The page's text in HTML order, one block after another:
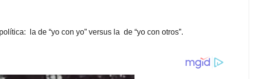
la de “yo con yo” versus la de “yo con otros”.